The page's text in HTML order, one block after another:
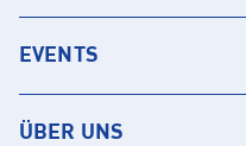
EVENTS
ÜBER UNS